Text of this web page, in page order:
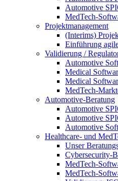
Automotive
MedTech-
Projektmanagement
(Interims)
Einführung
Validierung /
Automotive
Medical
Medical
MedTech-
Automotive-Beratung
Automotive
Automotive
Automotive
Healthcare- und
Unser
Cybersecurity-
MedTech-
MedTech-